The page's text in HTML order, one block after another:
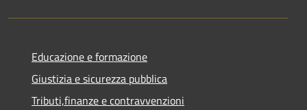
Educazione e formazione
Giustizia e sicurezza pubblica
Tributi,finanze e contravvenzioni